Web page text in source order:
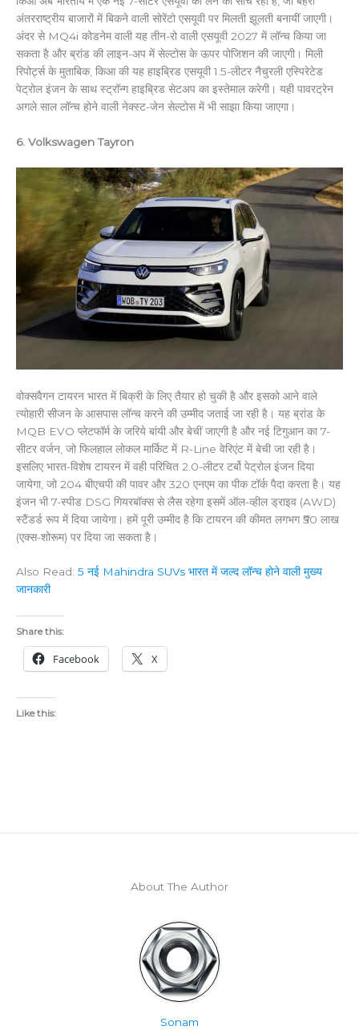
अंतरराष्ट्रीय बाजारों में बिकने वाली सोरेंटो एसयूवी पर मिलती झूलती बनायीं जाएगी।
अंदर से MQ4i कोडनेम वाली यह तीन-रो वाली एसयूवी 2027 में लॉन्च किया जा
सकता है और ब्रांड की लाइन-अप में सेल्टोस के ऊपर पोजिशन की जाएगी। मिली
रिपोर्ट्स के मुताबिक, किआ की यह हाइब्रिड एसयूवी 1.5-लीटर नैचुरली एस्पिरेटेड
पेट्रोल इंजन के साथ स्ट्रॉन्ग हाइब्रिड सेटअप का इस्तेमाल करेगी। यही पावरट्रेन
अगले साल लॉन्च होने वाली नेक्स्ट-जेन सेल्टोस में भी साझा किया जाएगा।
6. Volkswagen Tayron
वोक्सवैगन टायरन भारत में बिक्री के लिए तैयार हो चुकी है और इसको आने वाले
त्योहारी सीजन के आसपास लॉन्च करने की उम्मीद जताई जा रही है। यह ब्रांड के
MQB EVO प्लेटफॉर्म के जरिये बांयी और बेचीं जाएगी है और नई टिगुआन का 7-
सीटर वर्जन, जो फिलहाल लोकल मार्किट में R-Line वेरिएंट में बेची जा रही है।
इसलिए भारत-विशेष टायरन में वही परिचित 2.0-लीटर टर्बो पेट्रोल इंजन दिया
जायेगा, जो 204 बीएचपी की पावर और 320 एनएम का पीक टॉर्क पैदा करता है। यह
इंजन भी 7-स्पीड DSG गियरबॉक्स से लैस रहेगा इसमें ऑल-व्हील ड्राइव (AWD)
स्टैंडर्ड रूप में दिया जायेगा। हमें पूरी उम्मीद है कि टायरन की कीमत लगभग ₹50 लाख
(एक्स-शोरूम) पर दिया जा सकता है।
Also Read: 5 नई Mahindra SUVs भारत में जल्द लॉन्च होने वाली मुख्य
जानकारी
Share this:
Facebook X
Like this:
About The Author
Sonam